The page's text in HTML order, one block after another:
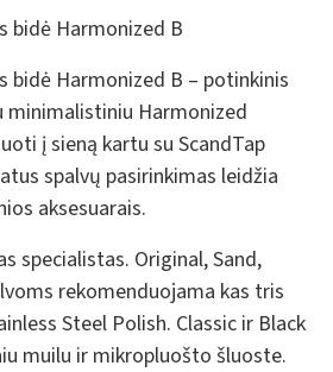
bidė Harmonized B
bidė Harmonized B – potinkinis
minimalistiniu Harmonized
į sieną kartu su ScandTap
spalvų pasirinkimas leidžia
aksesuarais.
specialistas. Original, Sand,
rekomenduojama kas tris
Steel Polish. Classic ir Black
muilu ir mikropluošto šluoste.